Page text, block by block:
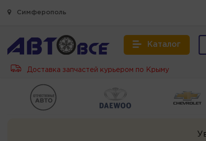
Симферополь
Каталог
Доставка запчастей курьером по Крыму